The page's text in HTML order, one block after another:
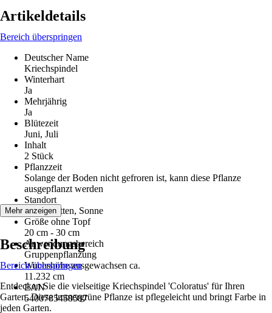
Artikeldetails
Bereich überspringen
Deutscher Name
Kriechspindel
Winterhart
Ja
Mehrjährig
Ja
Blütezeit
Juni, Juli
Inhalt
2 Stück
Pflanzzeit
Solange der Boden nicht gefroren ist, kann diese Pflanze
ausgepflanzt werden
Standort
Halbschatten, Sonne
Größe ohne Topf
20 cm - 30 cm
Anwendungsbereich
Gruppenpflanzung
Wuchshöhe ausgewachsen ca.
11.232 cm
EAN
5400785458587
Mehr anzeigen
Beschreibung
Bereich überspringen
Entdecken Sie die vielseitige Kriechspindel 'Coloratus' für Ihren
Garten. Diese immergrüne Pflanze ist pflegeleicht und bringt Farbe in
jeden Garten.